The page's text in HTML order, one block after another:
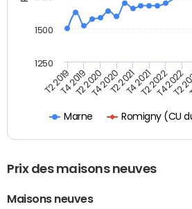
Marne Romigny (CU
T2 2019T4 2019T2 2020T4 2020T2 2021T4 2021T2 2022T4 2022
T2
1250
1500
Prix des maisons neuves
Maisons neuves